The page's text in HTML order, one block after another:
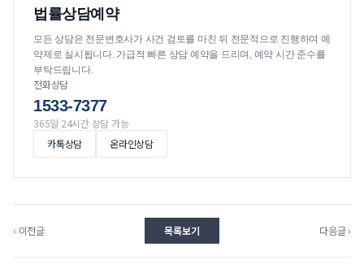
법률상담예약
모든 상담은 전문변호사가 사건 검토를 마친 뒤 전문적으로 진행하며 예
약제로 실시됩니다. 가급적 빠른 상담 예약을 드리며, 예약 시간 준수를
부탁드립니다.
전화상담
1533-7377
365일 24시간 상담 가능
카톡상담
온라인상담
‹ 이전글 목록보기 다음글 ›